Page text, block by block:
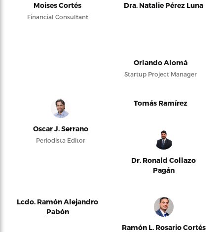
Moises Cortés
Financial Consultant
Dra. Natalie Pérez Luna
Orlando Alomá
Startup Project Manager
Oscar J. Serrano
Periodista Editor
Tomás Ramírez
Dr. Ronald Collazo
Pagán
Lcdo. Ramón Alejandro
Pabón
Ramón L. Rosario Cortés